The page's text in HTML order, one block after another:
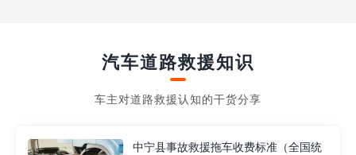
汽车道路救援知识
车主对道路救援认知的干货分享
中宁县事故救援拖车收费标准（全国统